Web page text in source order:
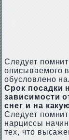
Следует
описываемого
обусловлено
Срок посадки
зависимости
снег и на
Следует
нарциссы
тех, что